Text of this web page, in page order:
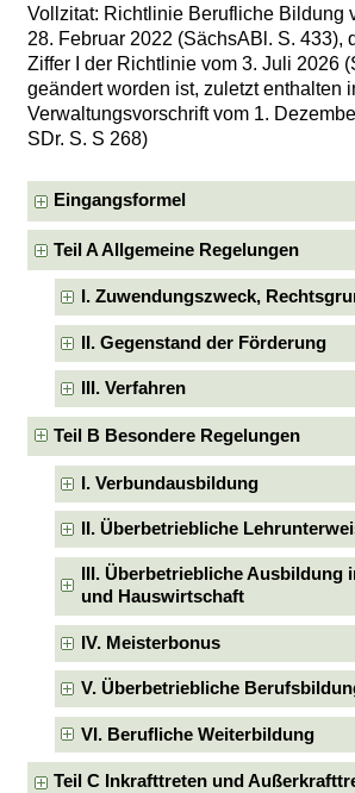
Vollzitat: Richtlinie Berufliche Bildung
28. Februar 2022 (SächsABl. S. 433),
Ziffer I der Richtlinie vom 3. Juli 2026
geändert worden ist, zuletzt enthalten
Verwaltungsvorschrift vom 1.
SDr. S. S 268)
Eingangsformel
Teil A Allgemeine Regelungen
I. Zuwendungszweck,
II. Gegenstand der Förderung
III. Verfahren
Teil B Besondere Regelungen
I. Verbundausbildung
II. Überbetriebliche
III. Überbetriebliche Ausbildung
und Hauswirtschaft
IV. Meisterbonus
V. Überbetriebliche
VI. Berufliche Weiterbildung
Teil C Inkrafttreten und